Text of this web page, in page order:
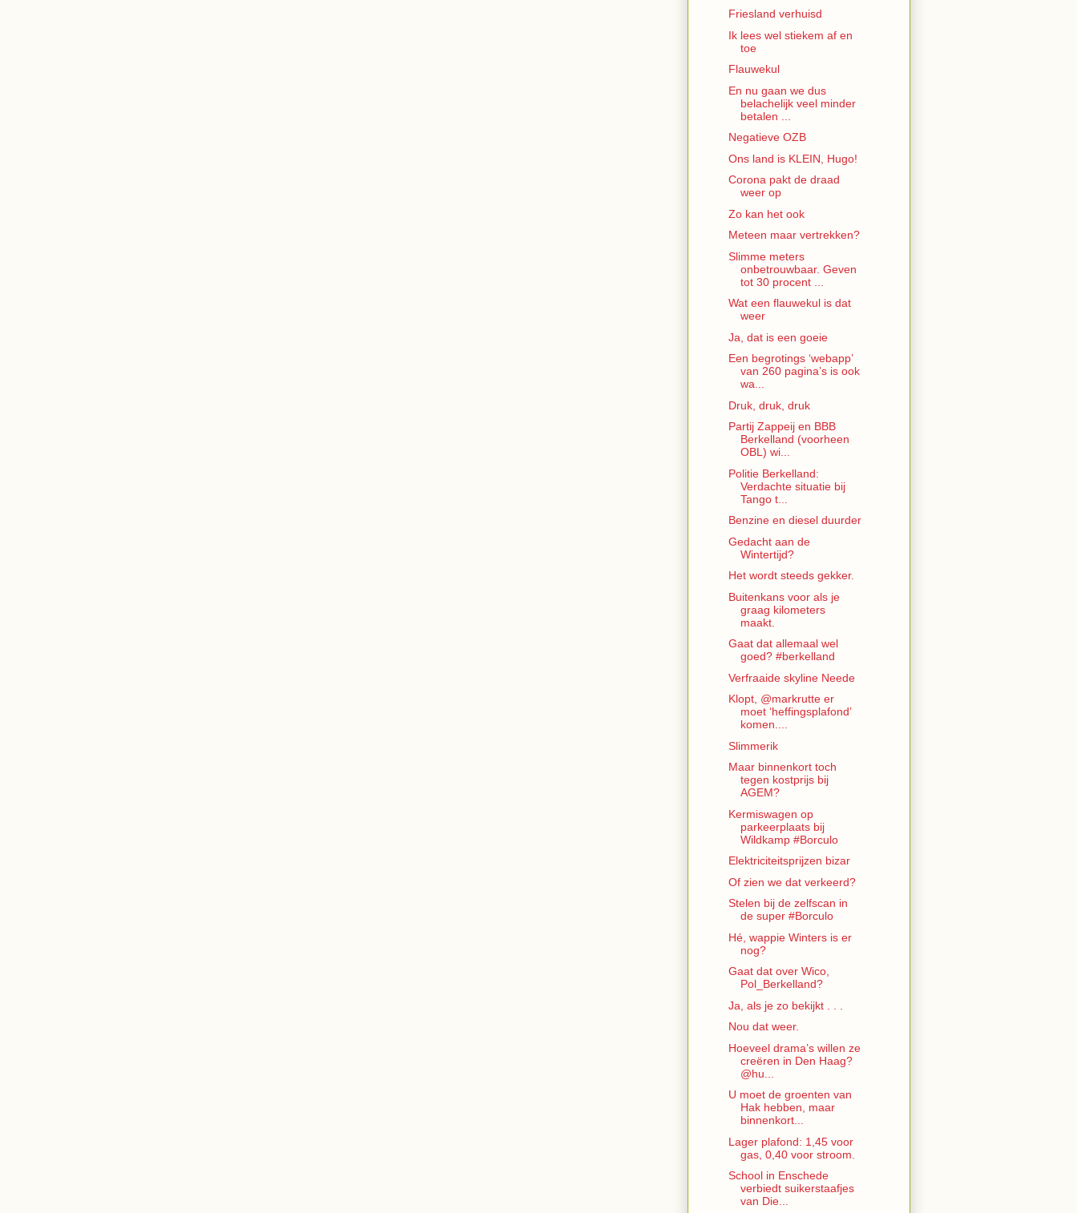
Friesland verhuisd
Ik lees wel stiekem af en
toe
Flauwekul
En nu gaan we dus
belachelijk veel minder
betalen ...
Negatieve OZB
Ons land is KLEIN, Hugo!
Corona pakt de draad
weer op
Zo kan het ook
Meteen maar vertrekken?
Slimme meters
onbetrouwbaar. Geven
tot 30 procent ...
Wat een flauwekul is dat
weer
Ja, dat is een goeie
Een begrotings ‘webapp’
van 260 pagina’s is ook
wa...
Druk, druk, druk
Partij Zappeij en BBB
Berkelland (voorheen
OBL) wi...
Politie Berkelland:
Verdachte situatie bij
Tango t...
Benzine en diesel duurder
Gedacht aan de
Wintertijd?
Het wordt steeds gekker.
Buitenkans voor als je
graag kilometers
maakt.
Gaat dat allemaal wel
goed? #berkelland
Verfraaide skyline Neede
Klopt, @markrutte er
moet ‘heffingsplafond’
komen....
Slimmerik
Maar binnenkort toch
tegen kostprijs bij
AGEM?
Kermiswagen op
parkeerplaats bij
Wildkamp #Borculo
Elektriciteitsprijzen bizar
Of zien we dat verkeerd?
Stelen bij de zelfscan in
de super #Borculo
Hé, wappie Winters is er
nog?
Gaat dat over Wico,
Pol_Berkelland?
Ja, als je zo bekijkt . . .
Nou dat weer.
Hoeveel drama’s willen ze
creëren in Den Haag?
@hu...
U moet de groenten van
Hak hebben, maar
binnenkort...
Lager plafond: 1,45 voor
gas, 0,40 voor stroom.
School in Enschede
verbiedt suikerstaafjes
van Die...